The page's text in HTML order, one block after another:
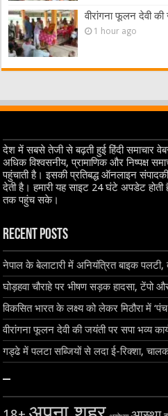
वीरांगना फूलन देवी
1 hour ago
देश में सबसे तेजी से बढ़ती हुई हिंदी समाचार
अधिक विश्वसनीय, प्रामाणिक और निष्पक्ष
पहुंचाती है। इसकी प्रतिबद्ध ऑनलाइन
देती है। हमारी यह साइट 24 घंटे अपडेट
तक पहुंच सके।
Recent Posts
नेपाल के बेलाटारी में अनियंत्रित बाइक पलटी,
घोड़हवा चौराहे पर भीषण सड़क हादसा,
विकसित भारत के लक्ष्य को लेकर मिठौरा में
वीरांगना फूलन देवी की जयंती पर सपा भव्य
गड्ढे में पलटा सब्जियों से लदा ई-रिक्शा,
–